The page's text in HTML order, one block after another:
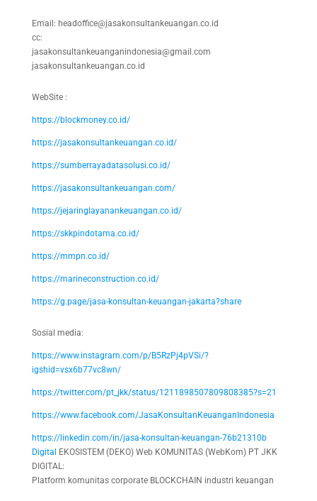
Email: headoffice@jasakonsultankeuangan.co.id
cc:
jasakonsultankeuanganindonesia@gmail.com
jasakonsultankeuangan.co.id
WebSite :
https://blockmoney.co.id/
https://jasakonsultankeuangan.co.id/
https://sumberrayadatasolusi.co.id/
https://jasakonsultankeuangan.com/
https://jejaringlayanankeuangan.co.id/
https://skkpindotama.co.id/
https://mmpn.co.id/
https://marineconstruction.co.id/
https://g.page/jasa-konsultan-keuangan-jakarta?share
Sosial media:
https://www.instagram.com/p/B5RzPj4pVSi/?
igshid=vsx6b77vc8wn/
https://twitter.com/pt_jkk/status/1211898507809808385?s=21
https://www.facebook.com/JasaKonsultanKeuanganIndonesia
https://linkedin.com/in/jasa-konsultan-keuangan-76b21310b
Digital
EKOSISTEM (DEKO) Web KOMUNITAS (WebKom) PT JKK
DIGITAL:
Platform komunitas corporate BLOCKCHAIN industri keuangan